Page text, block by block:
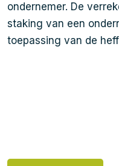
ondernemer. De
staking van een
toepassing van de